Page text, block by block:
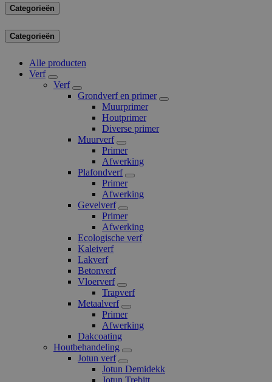
Categorieën
Categorieën
Alle producten
Verf
Verf
Grondverf en primer
Muurprimer
Houtprimer
Diverse primer
Muurverf
Primer
Afwerking
Plafondverf
Primer
Afwerking
Gevelverf
Primer
Afwerking
Ecologische verf
Kaleiverf
Lakverf
Betonverf
Vloerverf
Trapverf
Metaalverf
Primer
Afwerking
Dakcoating
Houtbehandeling
Jotun verf
Jotun Demidekk
Jotun Trebitt